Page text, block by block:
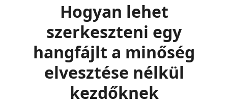
Hogyan lehet
szerkeszteni egy
hangfájlt a minőség
elvesztése nélkül
kezdőknek